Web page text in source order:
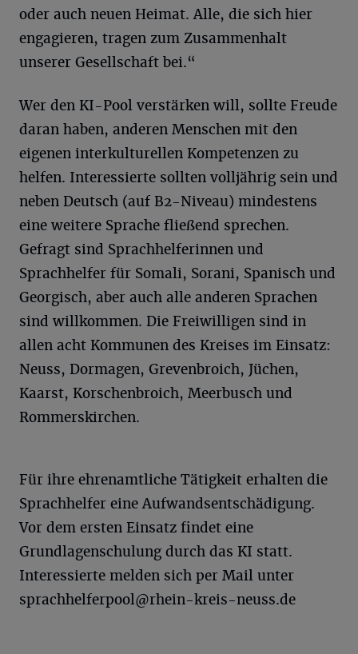
oder auch neuen Heimat. Alle, die sich hier
engagieren, tragen zum Zusammenhalt
unserer Gesellschaft bei.“
Wer den KI-Pool verstärken will, sollte Freude
daran haben, anderen Menschen mit den
eigenen interkulturellen Kompetenzen zu
helfen. Interessierte sollten volljährig sein und
neben Deutsch (auf B2-Niveau) mindestens
eine weitere Sprache fließend sprechen.
Gefragt sind Sprachhelferinnen und
Sprachhelfer für Somali, Sorani, Spanisch und
Georgisch, aber auch alle anderen Sprachen
sind willkommen. Die Freiwilligen sind in
allen acht Kommunen des Kreises im Einsatz:
Neuss, Dormagen, Grevenbroich, Jüchen,
Kaarst, Korschenbroich, Meerbusch und
Rommerskirchen.
Für ihre ehrenamtliche Tätigkeit erhalten die
Sprachhelfer eine Aufwandsentschädigung.
Vor dem ersten Einsatz findet eine
Grundlagenschulung durch das KI statt.
Interessierte melden sich per Mail unter ­
sprachhelferpool@rhein-kreis-neuss.de